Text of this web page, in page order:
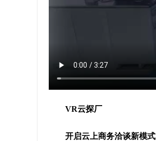
VR云探厂
开启云上商务洽谈新模式